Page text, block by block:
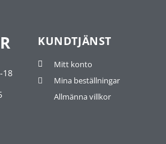
18
KUNDTJÄNST
Mitt konto
Mina beställningar
Allmänna villkor